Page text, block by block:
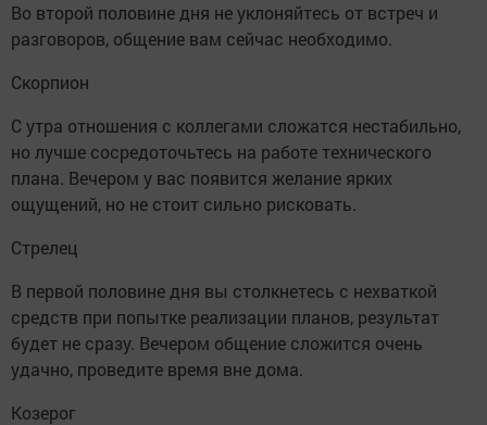
Во второй половине дня не уклоняйтесь от встреч и
разговоров, общение вам сейчас необходимо.
Скорпион
С утра отношения с коллегами сложатся нестабильно,
но лучше сосредоточьтесь на работе технического
плана. Вечером у вас появится желание ярких
ощущений, но не стоит сильно рисковать.
Стрелец
В первой половине дня вы столкнетесь с нехваткой
средств при попытке реализации планов, результат
будет не сразу. Вечером общение сложится очень
удачно, проведите время вне дома.
Козерог